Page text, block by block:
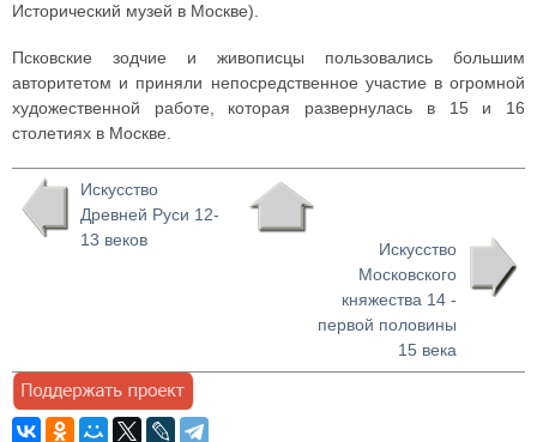
Исторический музей в Москве).
Псковские зодчие и живописцы пользовались большим
авторитетом и приняли непосредственное участие в огромной
художественной работе, которая развернулась в 15 и 16
столетиях в Москве.
Искусство
Древней Руси 12-
13 веков
Искусство
Московского
княжества 14 -
первой половины
15 века